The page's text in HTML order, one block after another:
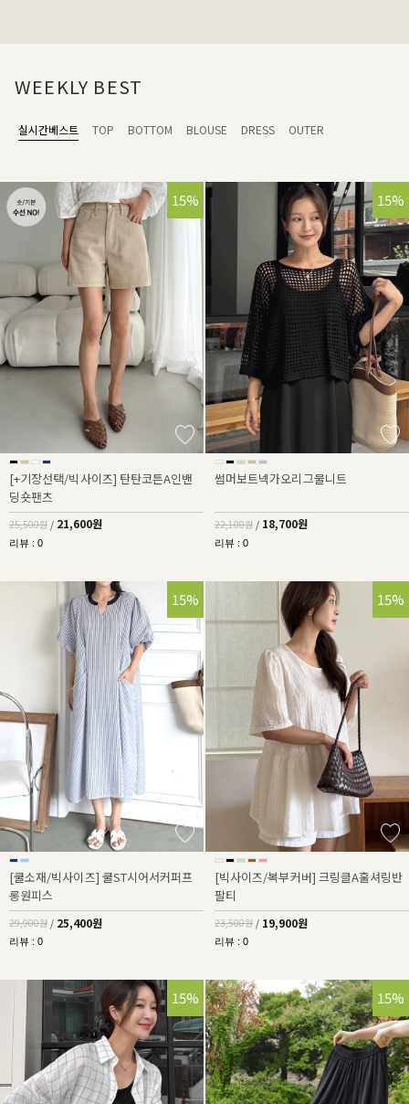
WEEKLY BEST
실시간베스트 TOP BOTTOM BLOUSE DRESS OUTER
15%
[+기장선택/빅사이즈] 탄탄코튼A인밴
딩숏팬츠
25,500원 / 21,600원
리뷰 : 0
15%
썸머보트넥가오리그물니트
22,100원 / 18,700원
리뷰 : 0
15%
[쿨소재/빅사이즈] 쿨ST시어서커퍼프
롱원피스
29,900원 / 25,400원
리뷰 : 0
15%
[빅사이즈/복부커버] 크링클A훌셔링반
팔티
23,500원 / 19,900원
리뷰 : 0
15% 15%